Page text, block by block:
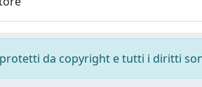
da copyright e tutti i diritti